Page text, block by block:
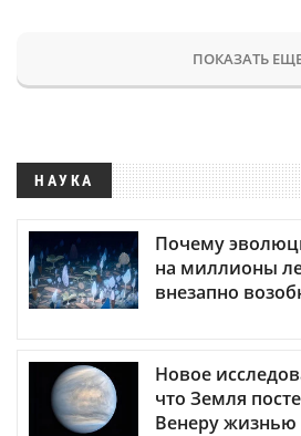
ПОКАЗАТЬ
НАУКА
Почему
на миллионы
внезапно
Новое
что Земля
Венеру жизнью